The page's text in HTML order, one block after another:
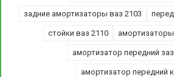
задние амортизаторы ваз 2103
стойки ваз 2110
амортизатор передний
амортизатор передний